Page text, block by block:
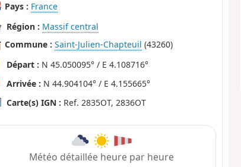
Pays : France
Région : Massif central
Commune : Saint-Julien-Chapteuil (43260)
Départ : N 45.050095° / E 4.108716°
Arrivée : N 44.904104° / E 4.155665°
Carte(s) IGN : Ref. 2835OT, 2836OT
Météo détaillée heure par heure